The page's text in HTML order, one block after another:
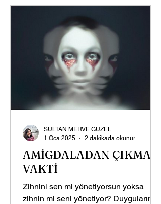
AMİGDALADAN ÇIKMA
VAKTİ
Zihnini sen mi yönetiyorsun yoksa
zihnin mi seni yönetiyor? Duygularına
SULTAN MERVE GÜZEL
1 Oca 2025
2 dakikada okunur